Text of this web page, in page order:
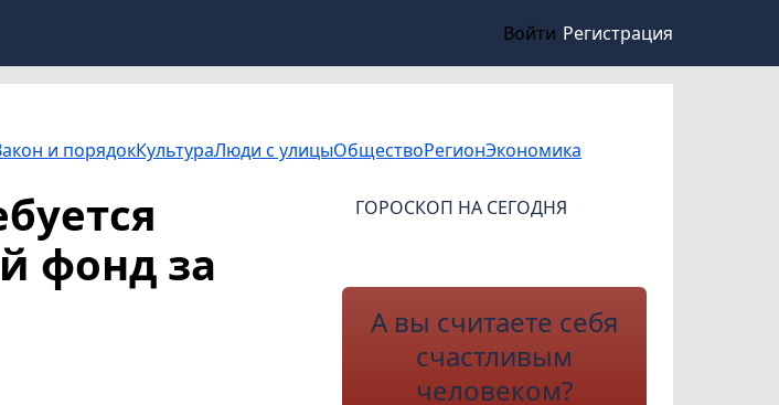
Войти Регистрация
и порядокКультураЛюди с улицыОбществоРегионЭкономика
фонд за
ГОРОСКОП НА СЕГОДНЯ
А вы считаете себя
счастливым
человеком?